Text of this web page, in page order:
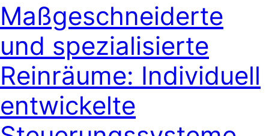
Maßgeschneiderte
und spezialisierte
Reinräume: Individuell
entwickelte